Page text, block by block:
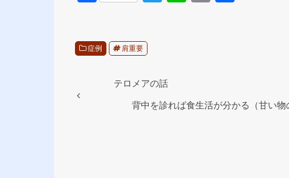
e
症例 肩重要
テロメアの話
背中を診れば食生活が分かる（甘い物